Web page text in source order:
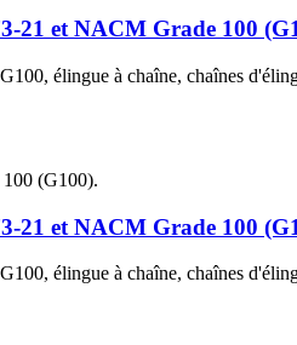
21 et NACM Grade 100
élingue à chaîne, chaînes
21 et NACM Grade 100
élingue à chaîne, chaînes